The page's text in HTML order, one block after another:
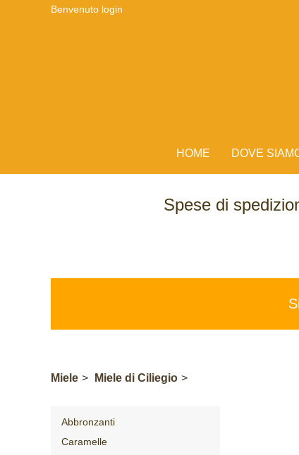
Benvenuto login
HOME DOVE
Spese di
Miele > Miele di Ciliegio >
Abbronzanti
Caramelle